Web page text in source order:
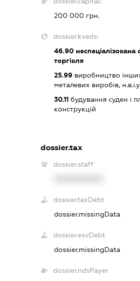
200 000 грн.
dossier.kveds:
46.90 неспеціалізована
торгівля
25.99 виробництво
металевих виробів,
30.11 будування суден і
конструкцій
dossier.tax
dossier.staff
dossier.taxDebt
dossier.missingData
dossier.esvDebt
dossier.missingData
dossier.ndsPayer